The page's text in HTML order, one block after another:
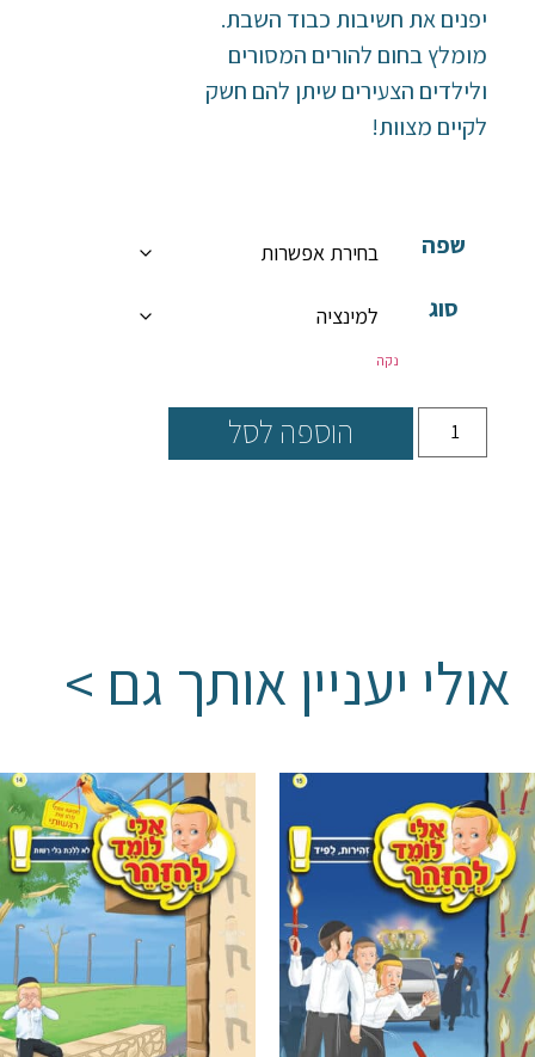
יפנים את חשיבות כבוד השבת.
מומלץ בחום להורים המסורים
ולילדים הצעירים שיתן להם חשק
לקיים מצוות!
שפה
סוג
נקה
הוספה לסל
אולי יעניין אותך גם >